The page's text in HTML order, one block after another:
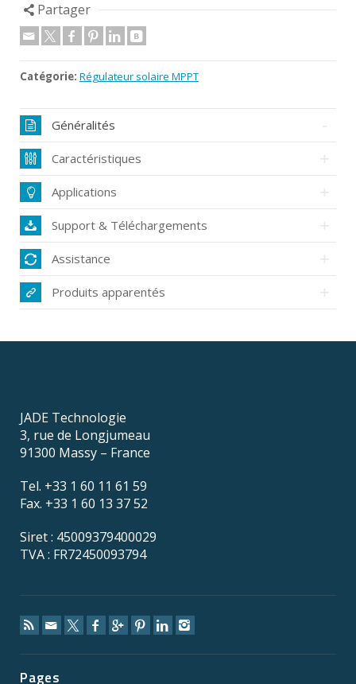
Partager
Catégorie: Régulateur solaire MPPT
Généralités
Caractéristiques
Applications
Support & Téléchargements
Assistance
Produits apparentés
JADE Technologie
3, rue de Longjumeau
91300 Massy – France
Tel. +33 1 60 11 61 59
Fax. +33 1 60 13 37 52
Siret : 45009379400029
TVA : FR72450093794
Pages